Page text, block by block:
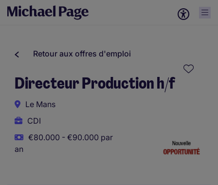
Retour aux offres d'emploi
Directeur Production h/f
Le Mans
CDI
€80.000 - €90.000 par
an